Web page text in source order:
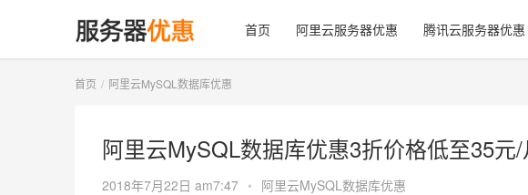
首页 阿里云服务器优惠 腾讯云服务器优惠
首页 阿里云MySQL数据库优惠
阿里云MySQL数据库优惠3折价格低至35元/
2018年7月22日 am7:47 • 阿里云MySQL数据库优惠